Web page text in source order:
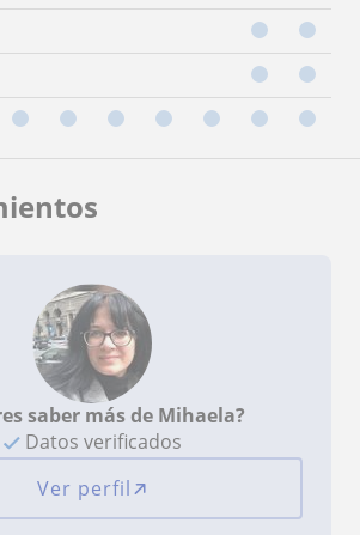
saber más de Mihaela?
Datos verificados
Ver perfil